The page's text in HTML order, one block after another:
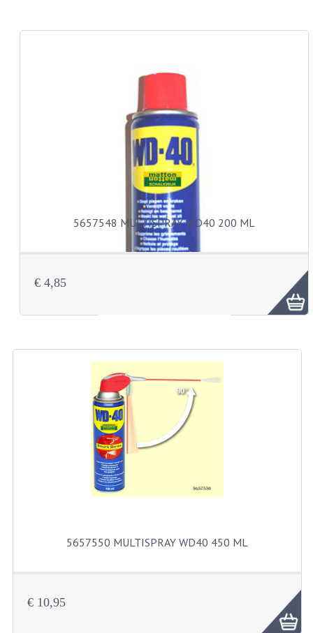
KABEL INSTEEKKIES
KABEL BRUG
KABEL SCHOENTJES
PARKERS EN PLAATSCHROEVEN
TAPEINDEN
VEREN
SPECIAAL VOOR ZUNDAPP
OUDE VOORRAAD
OLDTIMERS OP MERK
SOLEX ONDERDELEN
DE GRABBELTON VAN MATTON
ALLERLEI GEBRUIKTE ONDERDELEN
5657548 MULTISPRAY WD40 200 ML
€ 4,85
5657550 MULTISPRAY WD40 450 ML
€ 10,95